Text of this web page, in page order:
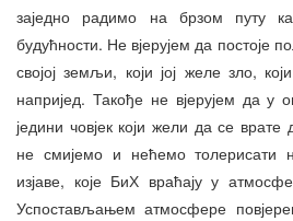
заједно радимо на брзом путу ка
будућности. Не вјерујем да постоје
својој земљи, који јој желе зло,
напријед. Такође не вјерујем да у
једини човјек који жели да се врате
не смијемо и нећемо толерисати
изјаве, које БиХ враћају у
Успостављањем атмосфере